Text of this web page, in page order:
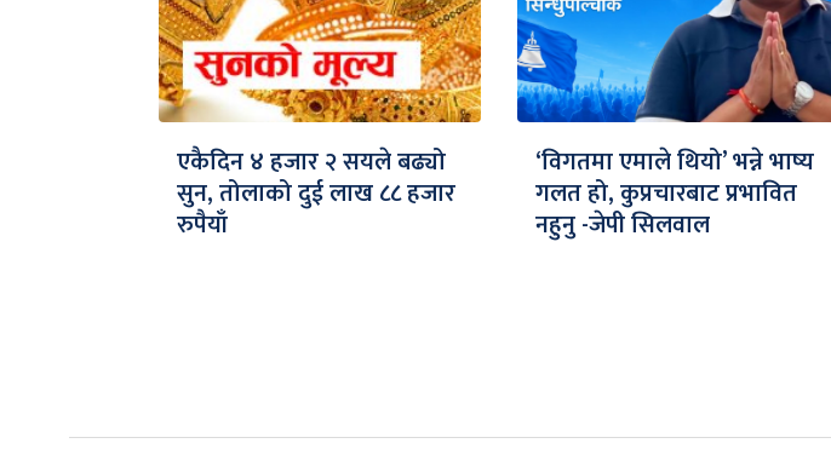
एकैदिन ४ हजार २ सयले बढ्यो
सुन, तोलाको दुई लाख ८८ हजार
रुपैयाँ
‘विगतमा एमाले थियो’ भन्ने भाष्य
गलत हो, कुप्रचारबाट प्रभावित
नहुनु -जेपी सिलवाल